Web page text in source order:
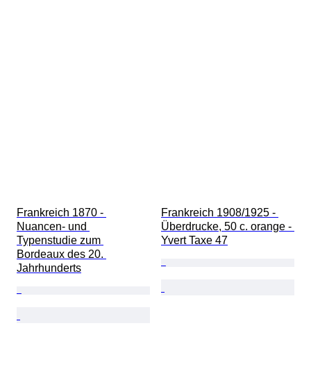
Frankreich 1870 -
Nuancen- und
Typenstudie zum
Bordeaux des 20.
Jahrhunderts
Frankreich 1908/1925 -
Überdrucke, 50 c. orange -
Yvert Taxe 47